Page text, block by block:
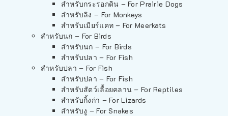
สำหรับกระรอกดิน – For Prairie Dogs
สำหรับลิง – For Monkeys
สำหรับเมียร์แคท – For Meerkats
สำหรับนก – For Birds
สำหรับนก – For Birds
สำหรับปลา – For Fish
สำหรับปลา – For Fish
สำหรับปลา – For Fish
สำหรับสัตว์เลื้อยคลาน – For Reptiles
สำหรับกิ้งก่า – For Lizards
สำหรับงู – For Snakes